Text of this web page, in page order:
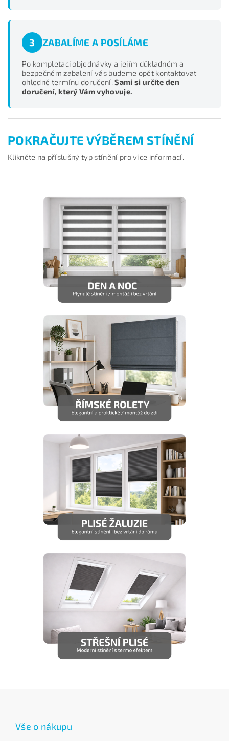
3 ZABALÍME A POSÍLÁME
Po kompletaci objednávky a jejím důkladném a
bezpečném zabalení vás budeme opět kontaktovat
ohledně termínu doručení.Sami si určíte den
doručení, který Vám vyhovuje.
POKRAČUJTE VÝBĚREM STÍNĚNÍ
Klikněte na příslušný typ stínění pro více informací.
Vše o nákupu